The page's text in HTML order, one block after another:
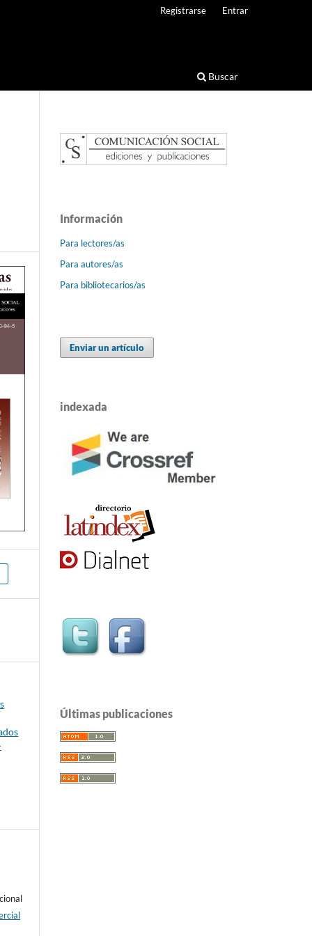
Buscar
Registrarse Entrar
Información
Para lectores/as
Para autores/as
Para bibliotecarios/as
Enviar un artículo
indexada
Últimas publicaciones